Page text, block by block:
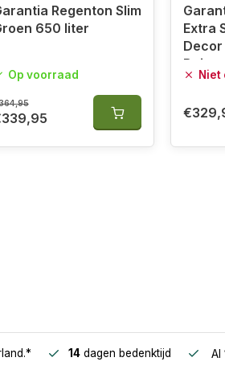
Regenton Slim
650 liter
Op voorraad
Extra
Beige
Niet
14 dagen bedenktijd Al